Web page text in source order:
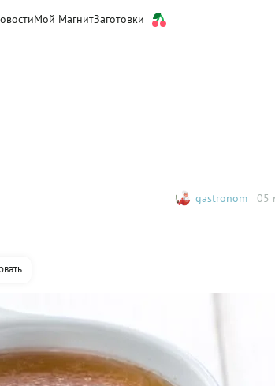
Мой МагнитЗаготовки
gastronom 05